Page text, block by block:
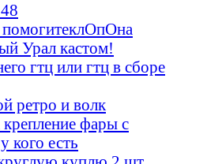
помогитеклОпОна
Урал кастом!
гтц или гтц в сборе
ретро и волк
фары с
кого есть